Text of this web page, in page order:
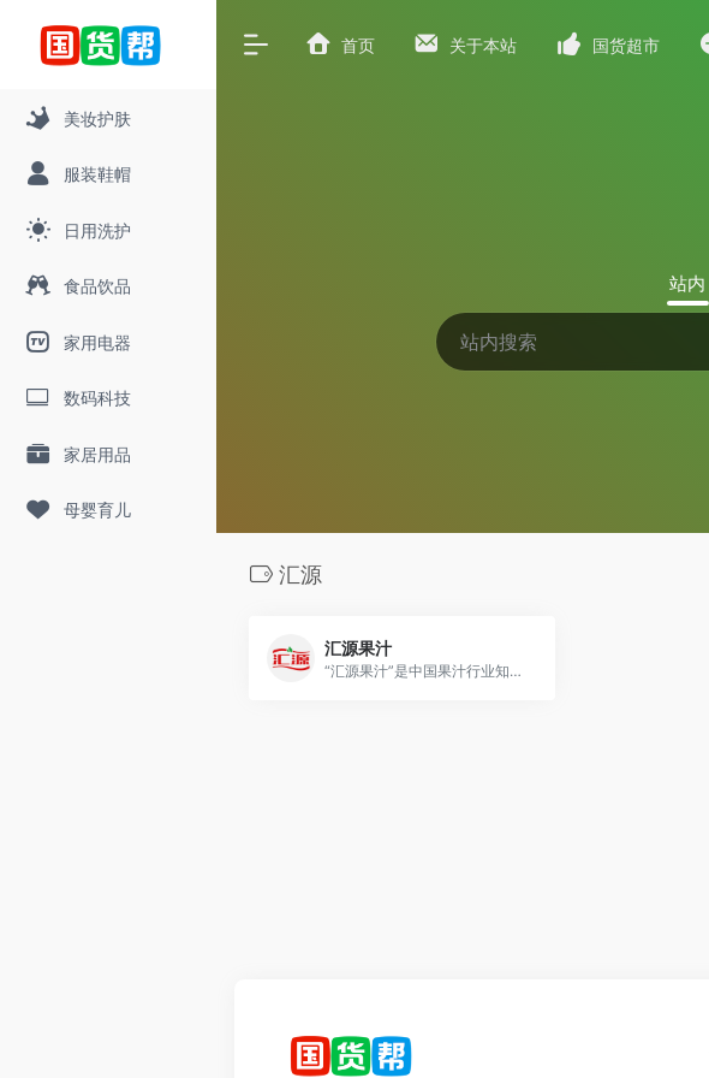
美妆护肤
服装鞋帽
日用洗护
食品饮品
家用电器
数码科技
家居用品
母婴育儿
首页 关于本站 国货超市
站内
汇源
汇源果汁
“汇源果汁”是中国果汁行业知名品牌，汇源集团成立于1992年，目前已在全国建立了140多个经营实体，链接了1000多万亩优质果蔬茶粮等种植基地，建立了基本遍布全国的销售网络，构建了一个横跨东西、纵贯南北的农业产业化经营体系。